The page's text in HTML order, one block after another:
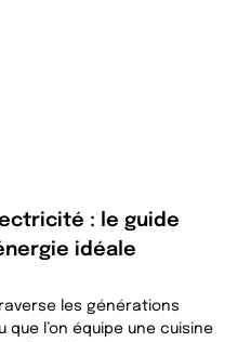
: le guide
idéale
les générations
que l’on équipe une cuisine